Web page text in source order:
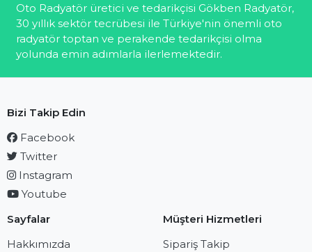
Oto Radyatör üretici ve tedarikçisi Gökben Radyatör,
30 yıllık sektör tecrübesi ile Türkiye'nin önemli oto
radyatör toptan ve perakende tedarikçisi olma
yolunda emin adımlarla ilerlemektedir.
Bizi Takip Edin
Facebook
Twitter
Instagram
Youtube
Sayfalar
Hakkımızda
Müşteri Hizmetleri
Sipariş Takip